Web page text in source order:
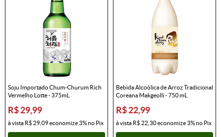
Soju Importado Chum-Churum Rich
Vermelho Lotte - 375mL
R$ 29,99
à vista R$ 29,09economize3%no Pix
Bebida Alcoólica de Arroz Tradicional
Coreana Makgeolli - 750 mL
R$ 22,99
à vista R$ 22,30economize3%no Pix